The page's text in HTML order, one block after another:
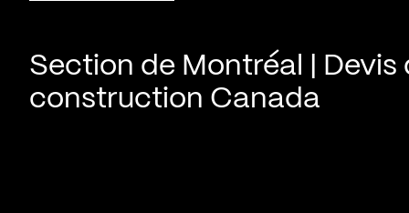
Section de Montréal | Devis
construction Canada